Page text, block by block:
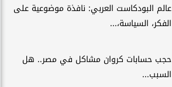
عالم البودكاست العربي: نافذة موضوعية على
الفكر، السياسة،...
حجب حسابات كروان مشاكل في مصر.. هل
السبب...